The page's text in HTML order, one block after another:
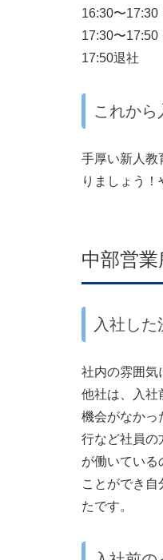
16:30〜17:30
17:30〜17:50
17:50退社
これから
手厚い新人教
りましょう！
中部営
入社した
社内の雰囲気
他社は、入社
機会がなかっ
行など社員の
が働いている
ことができ自
たです。